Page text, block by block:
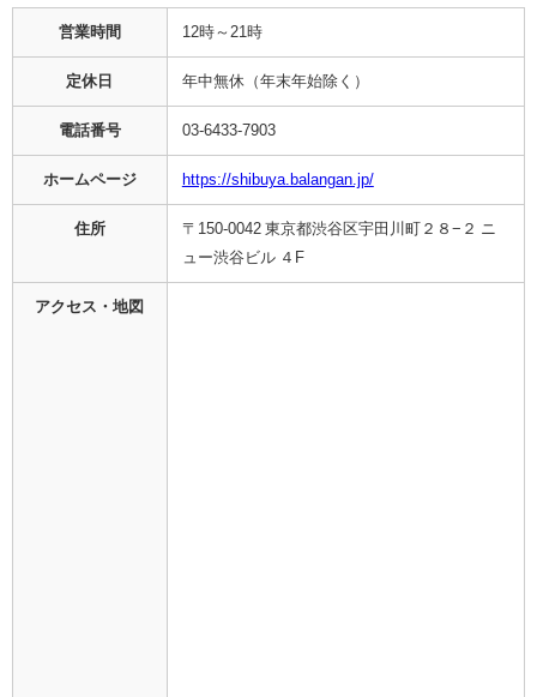
営業時間 12時～21時
定休日 年中無休（年末年始除く）
電話番号 03-6433-7903
ホームページ https://shibuya.balangan.jp/
住所
〒150-0042 東京都渋谷区宇田川町２８−２ ニ
ュー渋谷ビル ４F
アクセス・地図